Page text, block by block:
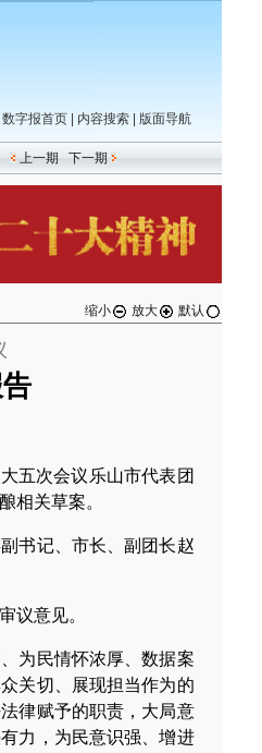
数字报首页 内容搜索 版面导航
上一期 下一期
缩小 放大 默认
五次会议乐山市代表团
相关草案。
书记、市长、副团长赵
议意见。
为民情怀浓厚、数据案
关切、展现担当作为的
律赋予的职责，大局意
力，为民意识强、增进